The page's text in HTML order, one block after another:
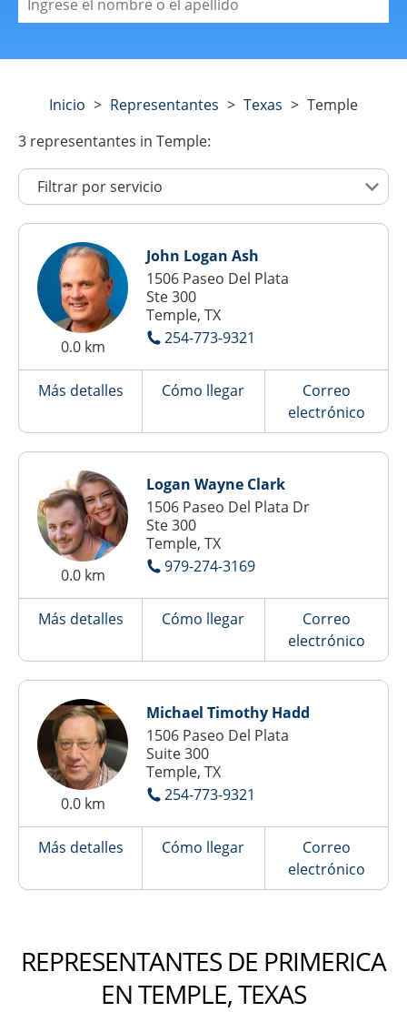
Inicio > Representantes > Texas > Temple
3 representantes in Temple:
0.0 km
John Logan Ash
1506 Paseo Del Plata
Ste 300
Temple, TX
254-773-9321
Más detalles Cómo llegar
Correo
electrónico
0.0 km
Logan Wayne Clark
1506 Paseo Del Plata Dr
Ste 300
Temple, TX
979-274-3169
Más detalles Cómo llegar
Correo
electrónico
0.0 km
Michael Timothy Hadd
1506 Paseo Del Plata
Suite 300
Temple, TX
254-773-9321
Más detalles Cómo llegar
Correo
electrónico
REPRESENTANTES DE PRIMERICA
EN TEMPLE, TEXAS